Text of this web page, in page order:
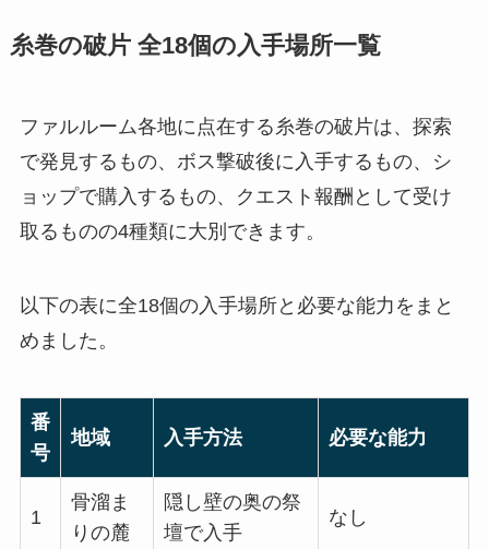
糸巻の破片 全18個の入手場所一覧
ファルルーム各地に点在する糸巻の破片は、探索
で発見するもの、ボス撃破後に入手するもの、シ
ョップで購入するもの、クエスト報酬として受け
取るものの4種類に大別できます。
以下の表に全18個の入手場所と必要な能力をまと
めました。
番
号
地域 入手方法 必要な能力
1
骨溜ま
りの麓
隠し壁の奥の祭
壇で入手
なし